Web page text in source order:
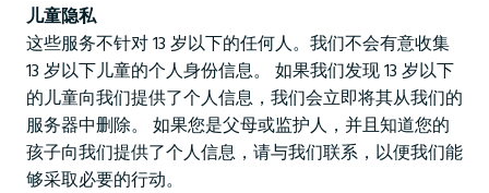
儿童隐私
这些服务不针对 13 岁以下的任何人。我们不会有意收集
13 岁以下儿童的个人身份信息。 如果我们发现 13 岁以下
的儿童向我们提供了个人信息，我们会立即将其从我们的
服务器中删除。 如果您是父母或监护人，并且知道您的
孩子向我们提供了个人信息，请与我们联系，以便我们能
够采取必要的行动。